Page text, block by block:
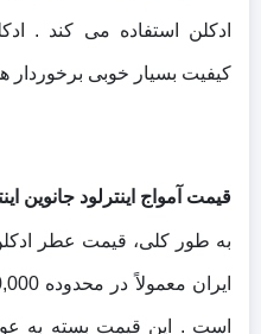
ادکلن استفاده می کند .
کیفیت بسیار خوبی برخوردار
قیمت آمواج اینترلود جانوین
به‌ طور کلی، قیمت عطر ادکلن
است . این قیمت بسته به